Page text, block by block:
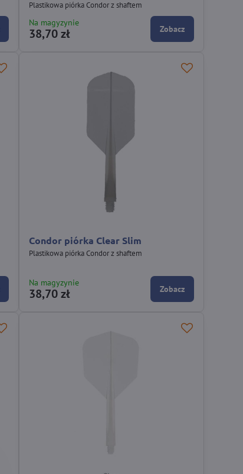
Plastikowa piórka Condor z shaftem
Na magyzynie
38,70 zł Zobacz
Condor piórka Clear Slim
Plastikowa piórka Condor z shaftem
Na magyzynie
38,70 zł Zobacz